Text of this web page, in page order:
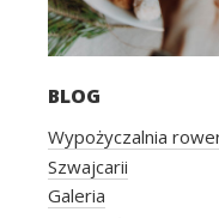
BLOG
Wypożyczalnia
Szwajcarii
Galeria